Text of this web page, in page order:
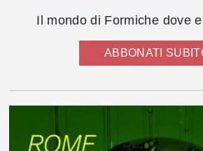
Il mondo di Formiche dove
ABBONATI